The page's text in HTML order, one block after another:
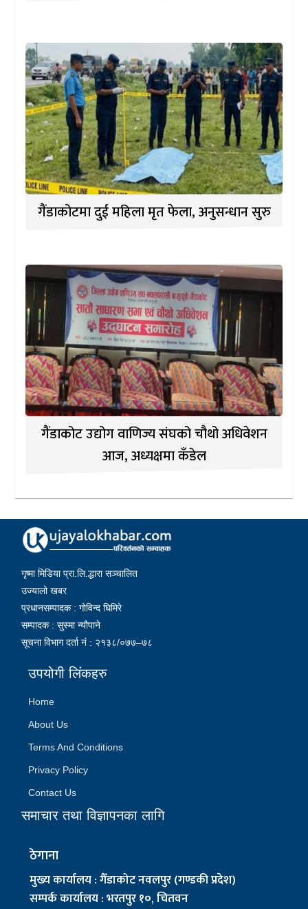
गैंडाकोटमा दुई महिला मृत फेला, अनुसन्धान सुरु
गैंडाकोट उद्योग वाणिज्य संघको चौथो अधिवेशन
आज, अध्यक्षमा कँडेल
गृष्मा मिडिया प्रा.लि.द्धारा सञ्चालित
उज्यालो खबर
प्रधानसम्पादक : गोविन्द घिमिरे
सम्पादक : सुस्मा न्यौपाने
सूचना विभाग दर्ता नं : २१३८/०७७–७८
उपयोगी लिंकहरु
Home
About Us
Terms And Conditions
Privacy Policy
Contact Us
समाचार तथा विज्ञापनका लागि
ठेगाना
मुख्य कार्यालय : गैँडाकोट नवलपुर (गण्डकी प्रदेश)
सम्पर्क कार्यालय : भरतपुर १०, चितवन